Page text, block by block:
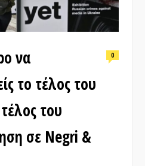
να
το τέλος του
του
σε Negri &
0